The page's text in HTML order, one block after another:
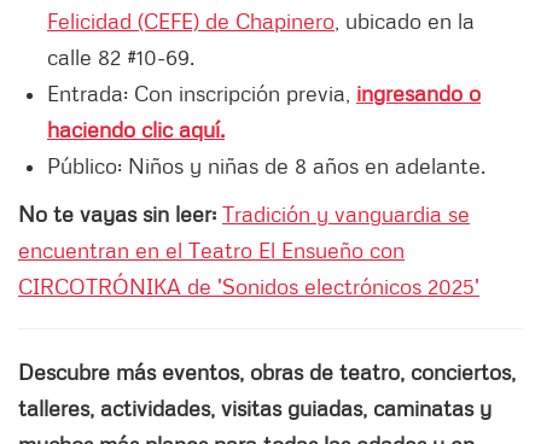
Felicidad (CEFE) de Chapinero , ubicado en la
calle 82 #10-69.
Entrada: Con inscripción previa, ingresando o
haciendo clic aquí.
Público: Niños y niñas de 8 años en adelante.
No te vayas sin leer: Tradición y vanguardia se
encuentran en el Teatro El Ensueño con
CIRCOTRÓNIKA de 'Sonidos electrónicos 2025'
Descubre más eventos, obras de teatro, conciertos,
talleres, actividades, visitas guiadas, caminatas y